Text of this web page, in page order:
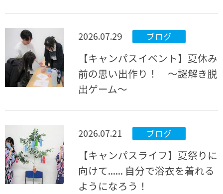
2026.07.29 ブログ
【キャンパスイベント】夏休み
前の思い出作り！ ～謎解き脱
出ゲーム～
2026.07.21 ブログ
【キャンパスライフ】夏祭りに
向けて...... 自分で浴衣を着れる
ようになろう！